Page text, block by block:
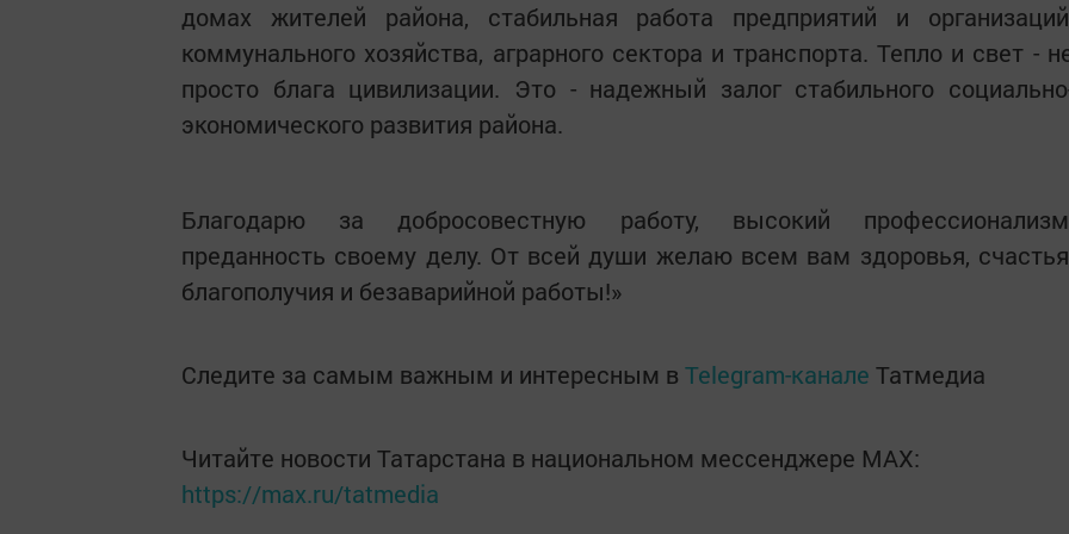
домах жителей района, стабильная работа предприятий и
коммунального хозяйства, аграрного сектора и транспорта. Тепло и свет -
просто блага цивилизации. Это - надежный залог стабильного
экономического развития района.
Благодарю за добросовестную работу, высокий
преданность своему делу. От всей души желаю всем вам здоровья,
благополучия и безаварийной работы!»
Следите за самым важным и интересным в Telegram-канале Татмедиа
Читайте новости Татарстана в национальном мессенджере MАХ:
https://max.ru/tatmedia